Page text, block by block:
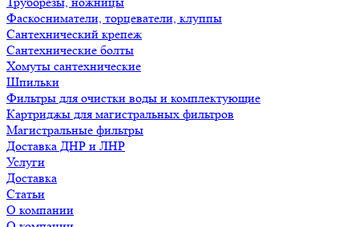
Фаскосниматели, торцеватели, клуппы
Сантехнический крепеж
Сантехнические болты
Хомуты сантехнические
Шпильки
Фильтры для очистки воды и комплектующие
Картриджы для магистральных фильтров
Магистральные фильтры
Доставка ДНР и ЛНР
Услуги
Доставка
Статьи
О компании